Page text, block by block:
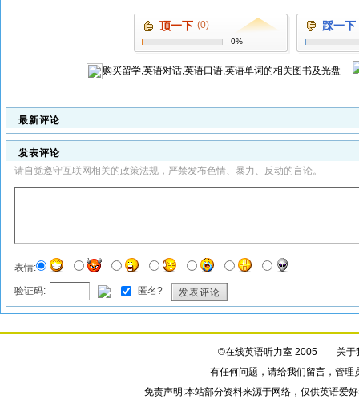
顶一下 (0)
0%
踩一下
购买留学,英语对话,英语口语,英语单词的相关图书及光盘
最新评论
发表评论
请自觉遵守互联网相关的政策法规，严禁发布色情、暴力、反动的言论。
表情:
验证码: 匿名? 发表评论
©在线英语听力室 2005 关于
有任何问题，请给我们留言，管理
免责声明:本站部分资料来源于网络，仅供英语爱